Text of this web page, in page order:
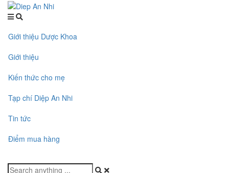
Giới thiệu Dược Khoa
Giới thiệu
Kiến thức cho mẹ
Tạp chí Diệp An Nhi
Tin tức
Điểm mua hàng